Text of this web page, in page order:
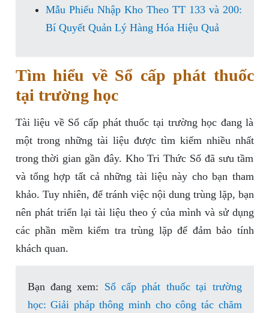
Mẫu Phiếu Nhập Kho Theo TT 133 và 200:
Bí Quyết Quản Lý Hàng Hóa Hiệu Quả
Tìm hiểu về Sổ cấp phát thuốc
tại trường học
Tài liệu về Sổ cấp phát thuốc tại trường học đang là
một trong những tài liệu được tìm kiếm nhiều nhất
trong thời gian gần đây. Kho Tri Thức Số đã sưu tầm
và tổng hợp tất cả những tài liệu này cho bạn tham
khảo. Tuy nhiên, để tránh việc nội dung trùng lặp, bạn
nên phát triển lại tài liệu theo ý của mình và sử dụng
các phần mềm kiểm tra trùng lặp để đảm bảo tính
khách quan.
Bạn đang xem: Sổ cấp phát thuốc tại trường
học: Giải pháp thông minh cho công tác chăm